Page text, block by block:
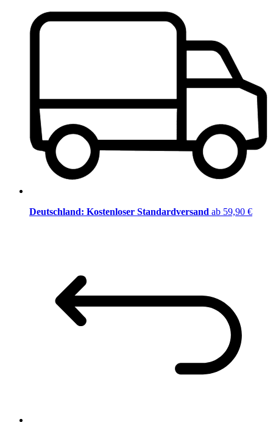
Deutschland: Kostenloser Standardversand ab 59,90 €